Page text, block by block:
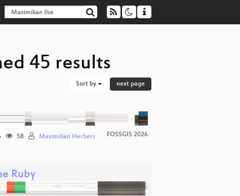
45 results
Sort by next page
58 Maximilian Herbers FOSSGIS 2026
Ruby